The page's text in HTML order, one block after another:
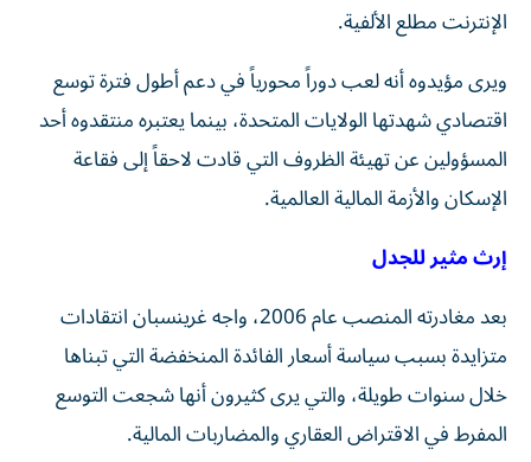
الإنترنت مطلع الألفية.
ويرى مؤيدوه أنه لعب دوراً محورياً في دعم أطول فترة توسع
اقتصادي شهدتها الولايات المتحدة، بينما يعتبره منتقدوه أحد
المسؤولين عن تهيئة الظروف التي قادت لاحقاً إلى فقاعة
الإسكان والأزمة المالية العالمية.
إرث مثير للجدل
بعد مغادرته المنصب عام 2006، واجه غرينسبان انتقادات
متزايدة بسبب سياسة أسعار الفائدة المنخفضة التي تبناها
خلال سنوات طويلة، والتي يرى كثيرون أنها شجعت التوسع
المفرط في الاقتراض العقاري والمضاربات المالية.